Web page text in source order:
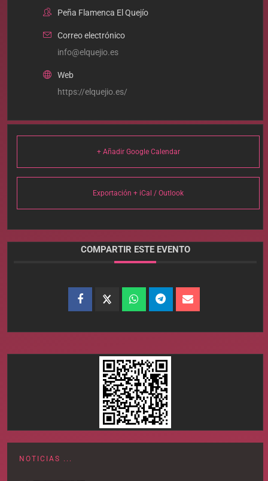
Peña Flamenca El Quejío
Correo electrónico
info@elquejio.es
Web
https://elquejio.es/
+ Añadir Google Calendar
Exportación + iCal / Outlook
COMPARTIR ESTE EVENTO
NOTICIAS ...